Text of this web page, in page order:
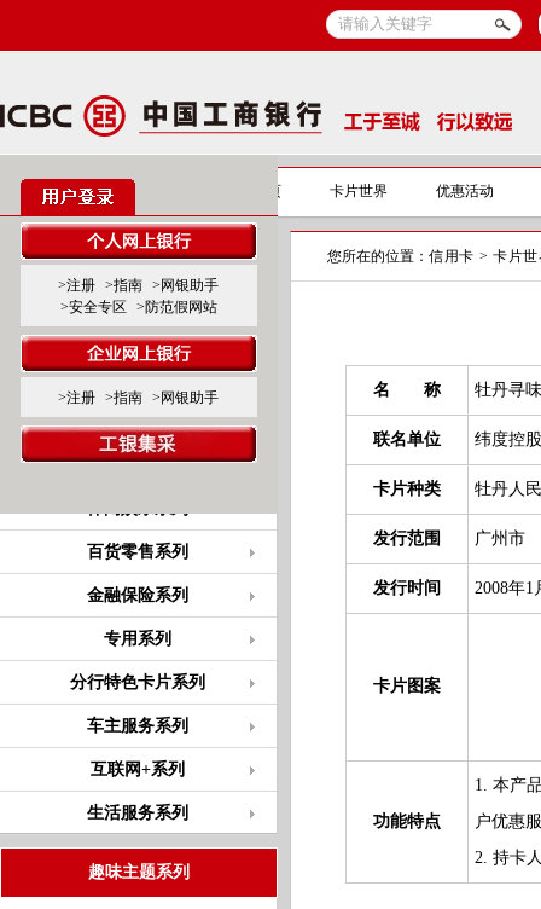
>注册 >指南
>网银助手
>安全专区
>防范假网站
>注册 >指南 >网银助手
信用卡 信用卡首页 卡片世界 优惠活动
标准卡产品系列
标准白金卡
标准金、普卡
联名卡产品系列
商旅服务系列
百货零售系列
金融保险系列
专用系列
分行特色卡片系列
车主服务系列
互联网+系列
生活服务系列
趣味主题系列
您所在的位置： 信用卡 > 卡片
名 称 牡丹寻
联名单位 纬度控
卡片种类 牡丹人
发行范围 广州市
发行时间 2008年1
卡片图案
功能特点
1. 本产
户优惠
2. 持卡